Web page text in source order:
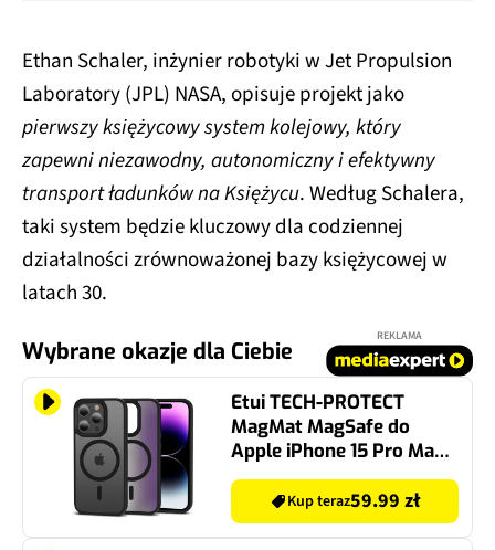
Ethan Schaler, inżynier robotyki w Jet Propulsion
Laboratory (JPL) NASA, opisuje projekt jako
pierwszy księżycowy system kolejowy, który
zapewni niezawodny, autonomiczny i efektywny
transport ładunków na Księżycu. Według Schalera,
taki system będzie kluczowy dla codziennej
działalności zrównoważonej bazy księżycowej w
latach 30.
Wybrane okazje dla Ciebie
REKLAMA
Etui TECH-PROTECT
MagMat MagSafe do
Apple iPhone 15 Pro Max
Czarny Matowy
Kup teraz59.99 zł